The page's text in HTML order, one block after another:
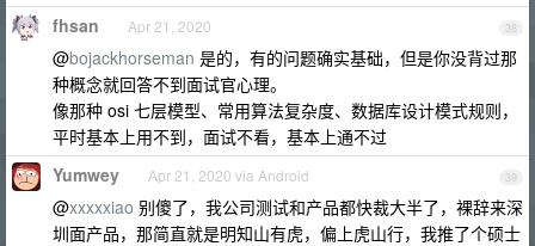
38
fhsan Apr 21, 2020
@bojackhorseman 是的，有的问题确实基础，但是你没背过那
种概念就回答不到面试官心理。
像那种 osi 七层模型、常用算法复杂度、数据库设计模式规则，
平时基本上用不到，面试不看，基本上通不过
39
Yumwey Apr 21, 2020 via Android
@xxxxxiao 别傻了，我公司测试和产品都快裁大半了，裸辞来深
圳面产品，那简直就是明知山有虎，偏上虎山行，我推了个硕士